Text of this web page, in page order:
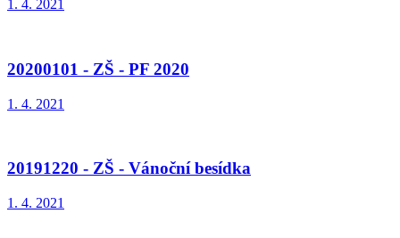
1. 4. 2021
20200101 - ZŠ - PF 2020
1. 4. 2021
20191220 - ZŠ - Vánoční besídka
1. 4. 2021